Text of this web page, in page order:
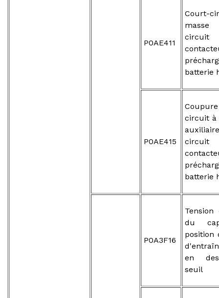
P0AE411
Court-
batterie
P0AE415
circuit à
batterie
P0A3F16
du
position
en
seuil